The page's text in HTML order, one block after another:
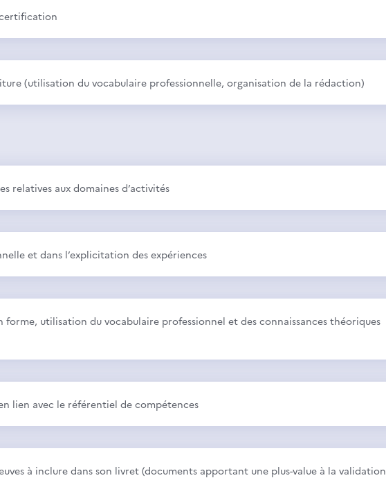
(utilisation du vocabulaire professionnelle, organisation de la rédaction)
relatives aux domaines d’activités
et dans l’explicitation des expériences
utilisation du vocabulaire professionnel et des connaissances théoriques
lien avec le référentiel de compétences
à inclure dans son livret (documents apportant une plus-value à la validation